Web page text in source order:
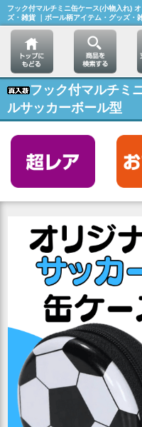
フック付マルチミニ缶ケース(小物入れ)
ズ・雑貨 ｜ボール柄アイテム・グッズ・
フック付マルチミ
ルサッカーボール型